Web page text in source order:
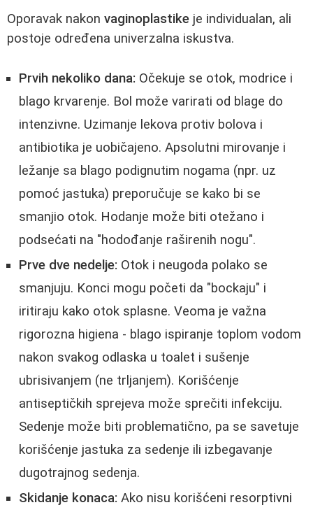
Oporavak nakon vaginoplastike je individualan, ali
postoje određena univerzalna iskustva.
Prvih nekoliko dana: Očekuje se otok, modrice i
blago krvarenje. Bol može varirati od blage do
intenzivne. Uzimanje lekova protiv bolova i
antibiotika je uobičajeno. Apsolutni mirovanje i
ležanje sa blago podignutim nogama (npr. uz
pomoć jastuka) preporučuje se kako bi se
smanjio otok. Hodanje može biti otežano i
podsećati na "hodođanje raširenih nogu".
Prve dve nedelje: Otok i neugoda polako se
smanjuju. Konci mogu početi da "bockaju" i
iritiraju kako otok splasne. Veoma je važna
rigorozna higiena - blago ispiranje toplom vodom
nakon svakog odlaska u toalet i sušenje
ubrisivanjem (ne trljanjem). Korišćenje
antiseptičkih sprejeva može sprečiti infekciju.
Sedenje može biti problematično, pa se savetuje
korišćenje jastuka za sedenje ili izbegavanje
dugotrajnog sedenja.
Skidanje konaca: Ako nisu korišćeni resorptivni